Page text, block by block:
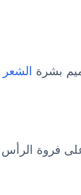
بشرة الشعر
فروة